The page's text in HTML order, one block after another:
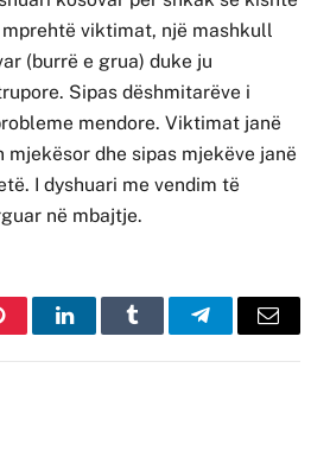
viktimat, një mashkull
(burrë e grua) duke ju
Sipas dëshmitarëve i
mendore. Viktimat janë
dhe sipas mjekëve janë
I dyshuari me vendim të
në mbajtje.
LinkedInTumblr TelegramEmail